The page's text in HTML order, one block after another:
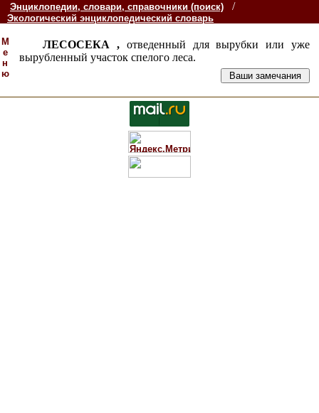
Энциклопедии, словари, справочники (поиск) /
Экологический энциклопедический словарь
М
е
н
ю
ЛЕСОСЕКА , отведенный для вырубки или уже
вырубленный участок спелого леса.